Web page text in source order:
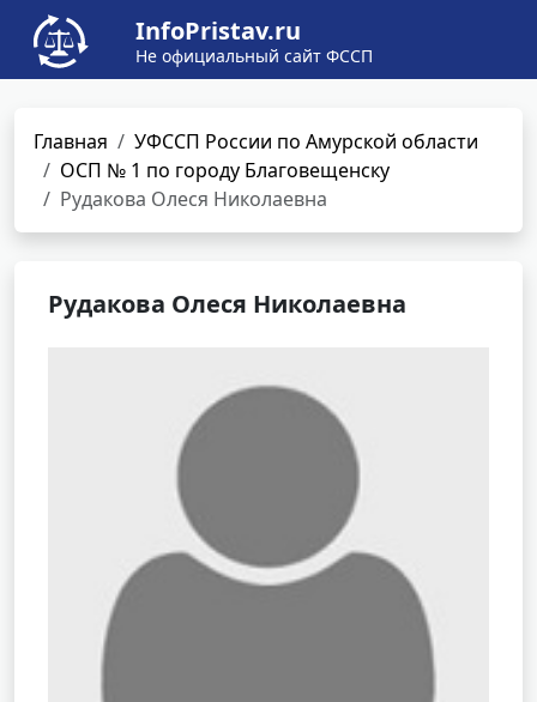
InfoPristav.ru
Не официальный сайт ФССП
Главная
УФССП России по Амурской области
ОСП № 1 по городу Благовещенску
Рудакова Олеся Николаевна
Рудакова Олеся Николаевна